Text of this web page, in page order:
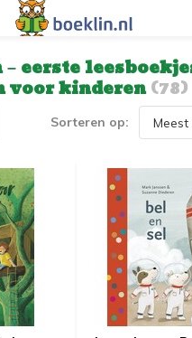
eerste
voor kinderen(78)
Sorteren op: